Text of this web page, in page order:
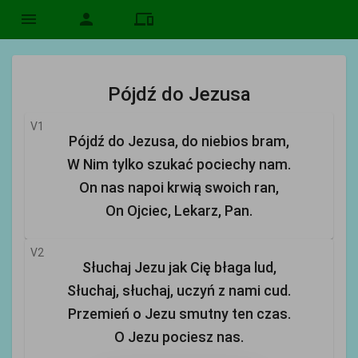
menu person devices
Pójdź do Jezusa
V1
Pójdź do Jezusa, do niebios bram,
W Nim tylko szukać pociechy nam.
On nas napoi krwią swoich ran,
On Ojciec, Lekarz, Pan.
V2
Słuchaj Jezu jak Cię błaga lud,
Słuchaj, słuchaj, uczyń z nami cud.
Przemień o Jezu smutny ten czas.
O Jezu pociesz nas.